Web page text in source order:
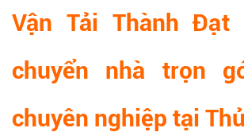
Vận Tải Thành
chuyển nhà trọn
chuyên nghiệp tại